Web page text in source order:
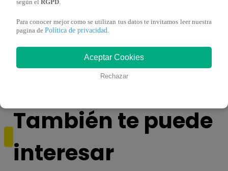
Niño ganador de La Voz Kids grave con
También te puede
interesar
según el RGPD
Para conocer mejor como se utilizan tus datos te invitamos leer nuestra
pagina de Política de privacidad
Aceptar Cookies
Rechazar